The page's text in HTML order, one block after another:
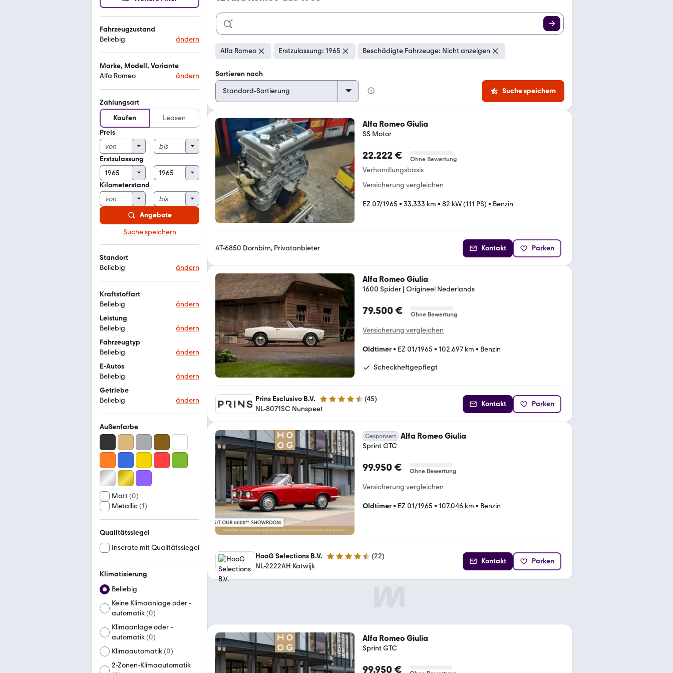
Fahrzeugzustand
Beliebig
ändern
Marke, Modell, Variante
Alfa Romeo
ändern
Zahlungsart
Kaufen
Leasen
Preis
Erstzulassung
Kilometerstand
Angebote
Suche speichern
Standort
Beliebig
ändern
Kraftstoffart
Beliebig
ändern
Leistung
Beliebig
ändern
Fahrzeugtyp
Beliebig
ändern
E-Autos
Beliebig
ändern
Getriebe
Beliebig
ändern
Außenfarbe
Matt (0)
Metallic(1)
Qualitätssiegel
Inserate mit Qualitätssiegel
Klimatisierung
Beliebig
Keine Klimaanlage oder -
automatik(0)
Klimaanlage oder -
automatik(0)
Klimaautomatik(0)
2-Zonen-Klimaautomatik
Alfa Romeo Erstzulassung: 1965 Beschädigte Fahrzeuge: Nicht anzeigen
Sortieren nach
Suche speichern
Alfa Romeo Giulia
SS Motor
22.222 € Ohne Bewertung
Verhandlungsbasis
Versicherung vergleichen
EZ 07/1965 • 33.333 km • 82 kW (111 PS) • Benzin
AT-6850 Dornbirn, Privatanbieter Kontakt Parken
Alfa Romeo Giulia
1600 Spider | Origineel Nederlands
79.500 € Ohne Bewertung
Versicherung vergleichen
Oldtimer• EZ 01/1965 • 102.697 km • Benzin
Scheckheftgepflegt
Prins Esclusivo B.V. 4.7 Sterne (45)
NL-8071SC Nunspeet
Kontakt Parken
Gesponsert Alfa Romeo Giulia
Sprint GTC
99.950 € Ohne Bewertung
Versicherung vergleichen
Oldtimer• EZ 01/1965 • 107.046 km • Benzin
HooG Selections B.V. 4.3 Sterne (22)
NL-2222AH Katwijk
Kontakt Parken
Alfa Romeo Giulia
Sprint GTC
99.950 €